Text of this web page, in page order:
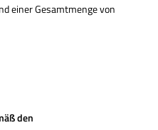
einer Gesamtmenge von
den